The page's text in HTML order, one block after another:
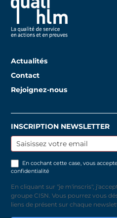
Actualités
Contact
Rejoignez-nous
Inscription
newsletter
INSCRIPTION NEWSLETTER
En cochant cette case, vous
confidentialité
En cliquant sur "je m'inscris",
groupe CISN. Vous pourrez vous
liens de présent sur chaque